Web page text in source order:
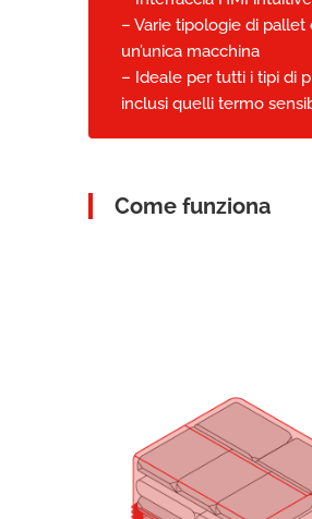
– Varie tipologie di pallet
un’unica macchina
– Ideale per tutti i tipi di
inclusi quelli termo
Come funziona